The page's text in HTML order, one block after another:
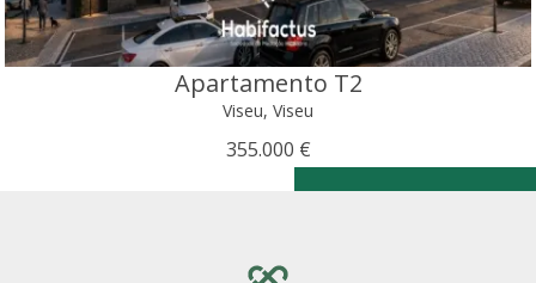
Apartamento T2
Viseu, Viseu
355.000 €